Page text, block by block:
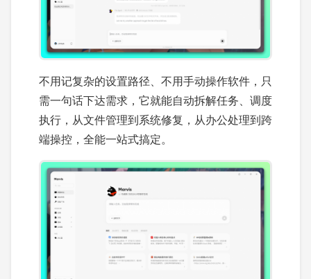
不用记复杂的设置路径、不用手动操作软件，只
需一句话下达需求，它就能自动拆解任务、调度
执行，从文件管理到系统修复，从办公处理到跨
端操控，全能一站式搞定。